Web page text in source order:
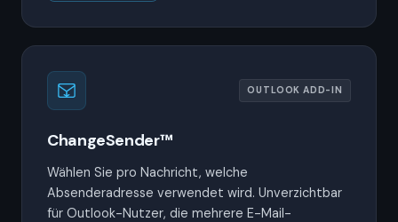
OUTLOOK ADD-IN
ChangeSender™
Wählen Sie pro Nachricht, welche
Absenderadresse verwendet wird. Unverzichtbar
für Outlook-Nutzer, die mehrere E-Mail-